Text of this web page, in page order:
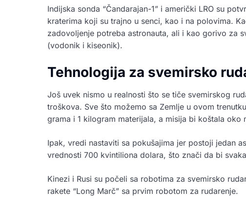
Indijska sonda “Čandarajan-1” i američki LRO su
kraterima koji su trajno u senci, kao i na polovima.
zadovoljenje potreba astronauta, ali i kao gorivo za
(vodonik i kiseonik).
Tehnologija za svemirsko
Još uvek nismo u realnosti što se tiče svemirskog
troškova. Sve što možemo sa Zemlje u ovom
grama i 1 kilogram materijala, a misija bi koštala
Ipak, vredi nastaviti sa pokušajima jer postoji jedan
vrednosti 700 kvintiliona dolara, što znači da bi
Kinezi i Rusi su počeli sa robotima za svemirsko
rakete “Long Marč” sa prvim robotom za rudarenje.